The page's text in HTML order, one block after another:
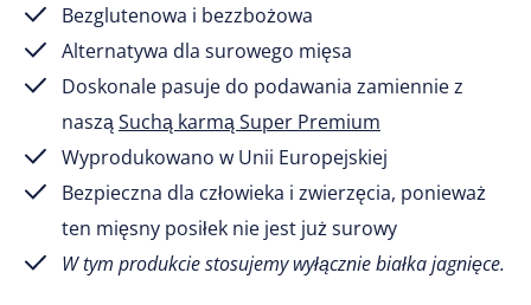
Bezglutenowa i bezzbożowa
Alternatywa dla surowego mięsa
Doskonale pasuje do podawania zamiennie z
nasząSuchą karmą Super Premium
Wyprodukowano w Unii Europejskiej
Bezpieczna dla człowieka i zwierzęcia, ponieważ
ten mięsny posiłek nie jest już surowy
W tym produkcie stosujemy wyłącznie białka jagnięce.